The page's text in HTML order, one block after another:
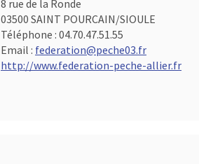
8 rue de la Ronde
03500 SAINT POURCAIN/SIOULE
Téléphone : 04.70.47.51.55
Email : federation@peche03.fr
http://www.federation-peche-allier.fr